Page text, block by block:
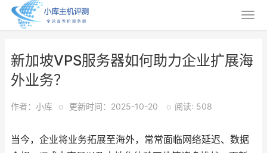
新加坡VPS服务器如何助力企业扩展海
外业务？
作者：小库 o 更新时间：2025-10-20 o 阅读: 508
当今，企业将业务拓展至海外，常常面临网络延迟、数据